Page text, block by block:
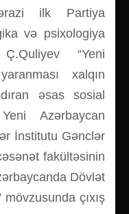
ilk Partiya
və psixologiya
Ç.Quliyev “Yeni
xalqın
əsas sosial
Azərbaycan
İnstitutu Gənclər
fakültəsinin
Dövlət
çıxış